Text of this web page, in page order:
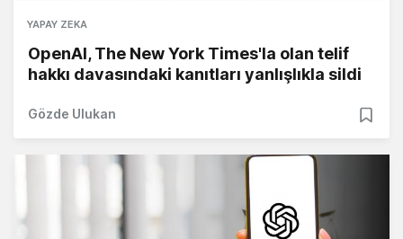
YAPAY ZEKA
OpenAI, The New York Times'la olan telif
hakkı davasındaki kanıtları yanlışlıkla sildi
Gözde Ulukan